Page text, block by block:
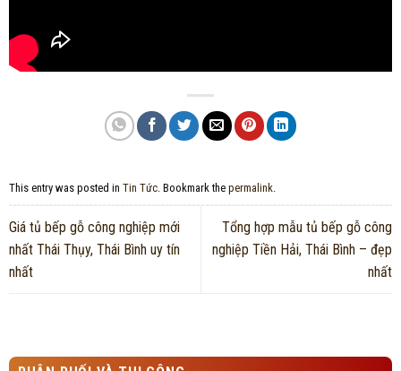
This entry was posted in Tin Tức. Bookmark the permalink.
Giá tủ bếp gỗ công nghiệp mới
nhất Thái Thụy, Thái Bình uy tín
nhất
Tổng hợp mẫu tủ bếp gỗ công
nghiệp Tiền Hải, Thái Bình – đẹp
nhất